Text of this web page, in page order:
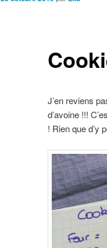
J’en reviens
d’avoine !!!
! Rien que d’y